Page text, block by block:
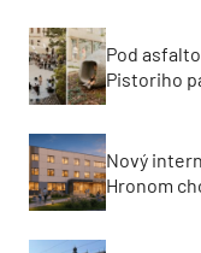
Pod
Pistoriho
Nový
Hronom